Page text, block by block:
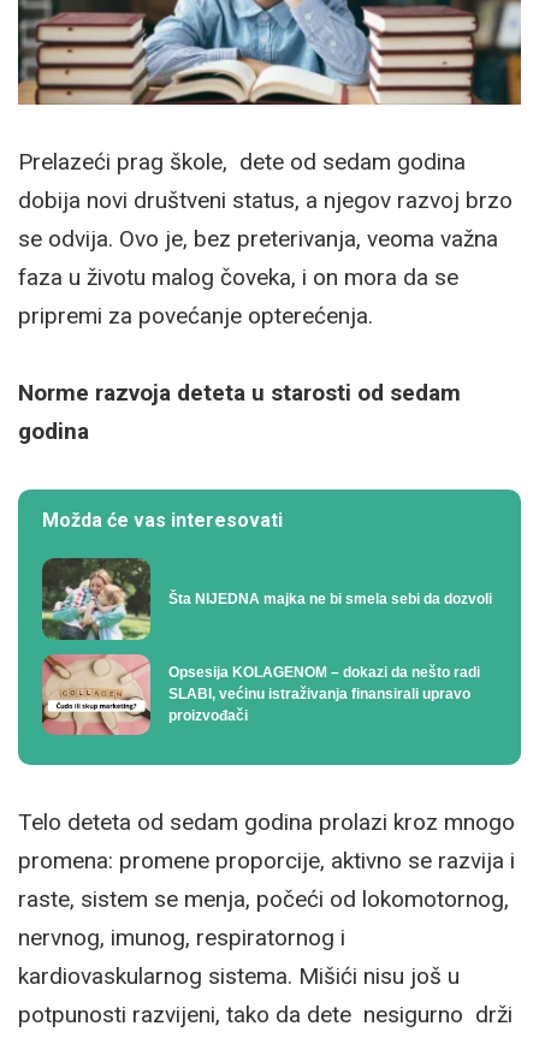
Prelazeći prag škole, dete od sedam godina
dobija novi društveni status, a njegov razvoj brzo
se odvija. Ovo je, bez preterivanja, veoma važna
faza u životu malog čoveka, i on mora da se
pripremi za povećanje opterećenja.
Norme razvoja deteta u starosti od sedam
godina
Možda će vas interesovati
Šta NIJEDNA majka ne bi smela sebi da dozvoli
Opsesija KOLAGENOM – dokazi da nešto radi
SLABI, većinu istraživanja finansirali upravo
proizvođači
Telo deteta od sedam godina prolazi kroz mnogo
promena: promene proporcije, aktivno se razvija i
raste, sistem se menja, počeći od lokomotornog,
nervnog, imunog, respiratornog i
kardiovaskularnog sistema. Mišići nisu još u
potpunosti razvijeni, tako da dete nesigurno drži